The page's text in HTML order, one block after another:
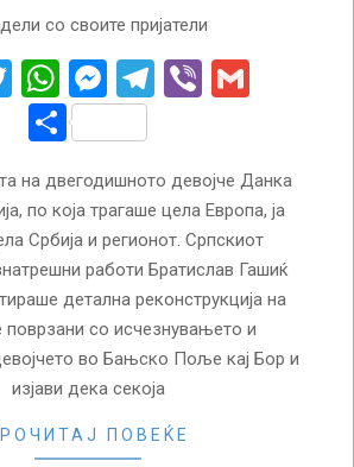
со своите пријатели
Twitter
WhatsApp
Messenger
Telegram
Viber
Share
на двегодишното девојче Данка
по која трагаше цела Европа, ја
Србија и регионот. Српскиот
работи Братислав Гашиќ
детална реконструкција на
поврзани со исчезнувањето и
во Бањско Поље кај Бор и
изјави дека секоја
ПОВЕЌЕ